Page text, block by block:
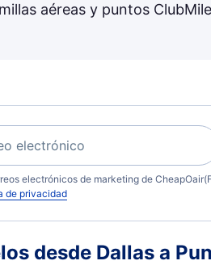
aéreas y puntos
electrónicos de marketing de
de privacidad
desde Dallas a